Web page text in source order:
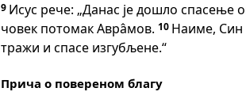
9 Исус рече: „Данас је дошло спасење
човек потомак Авра̂мов. 10 Наиме, Син
тражи и спасе изгубљене.“
Прича о повереном благу